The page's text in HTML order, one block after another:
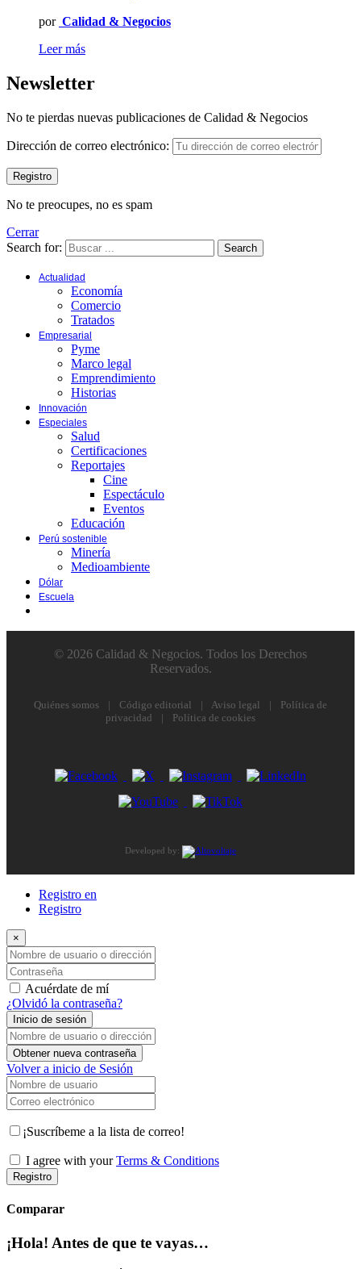
por Calidad & Negocios
Leer más
Newsletter
No te pierdas nuevas publicaciones de Calidad & Negocios
Dirección de correo electrónico:
No te preocupes, no es spam
Cerrar
Search for:
Search
Actualidad
Economía
Comercio
Tratados
Empresarial
Pyme
Marco legal
Emprendimiento
Historias
Innovación
Especiales
Salud
Certificaciones
Reportajes
Cine
Espectáculo
Eventos
Educación
Perú sostenible
Minería
Medioambiente
Dólar
Escuela
© 2026 Calidad & Negocios. Todos los Derechos
Reservados.
Quiénes somos | Código editorial | Aviso legal |
Política de
privacidad
| Política de cookies
Developed by:
Registro en
Registro
×
Nombre de usuario o dirección de correo electrónico
Contraseña
Acuérdate de mí
¿Olvidó la contraseña?
Inicio de sesión
Nombre de usuario o dirección de correo electrónico
Obtener nueva contraseña
Volver a inicio de Sesión
Nombre de usuario
Correo electrónico
¡Suscríbeme a la lista de correo!
I agree with yourTerms & Conditions
Registro
Comparar
¡Hola! Antes de que te vayas…